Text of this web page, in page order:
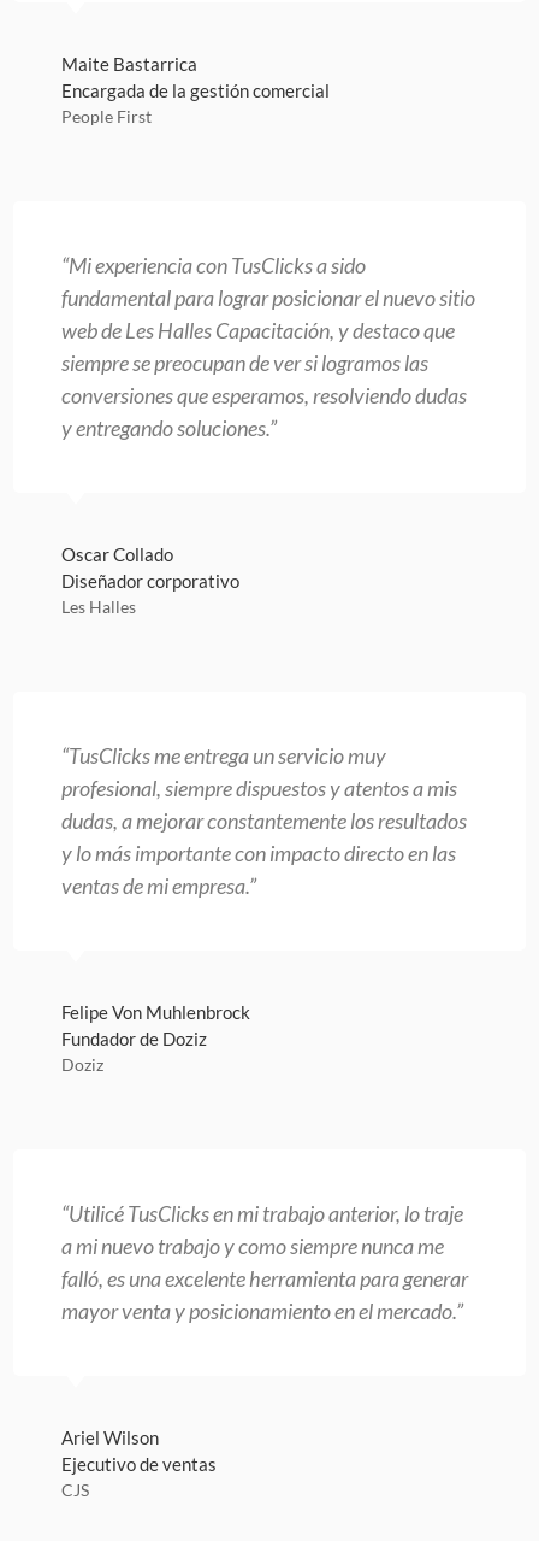
Maite Bastarrica
Encargada de la gestión comercial
People First
“Mi experiencia con TusClicks a sido
fundamental para lograr posicionar el nuevo sitio
web de Les Halles Capacitación, y destaco que
siempre se preocupan de ver si logramos las
conversiones que esperamos, resolviendo dudas
y entregando soluciones.”
Oscar Collado
Diseñador corporativo
Les Halles
“TusClicks me entrega un servicio muy
profesional, siempre dispuestos y atentos a mis
dudas, a mejorar constantemente los resultados
y lo más importante con impacto directo en las
ventas de mi empresa.”
Felipe Von Muhlenbrock
Fundador de Doziz
Doziz
“Utilicé TusClicks en mi trabajo anterior, lo traje
a mi nuevo trabajo y como siempre nunca me
falló, es una excelente herramienta para generar
mayor venta y posicionamiento en el mercado.”
Ariel Wilson
Ejecutivo de ventas
CJS